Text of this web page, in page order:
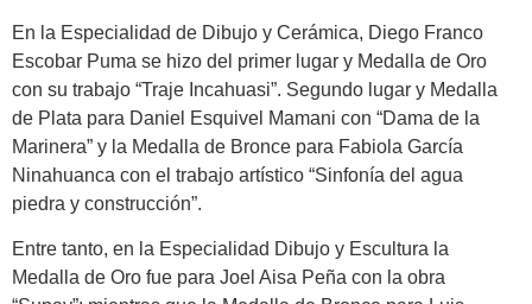
En la Especialidad de Dibujo y Cerámica, Diego Franco
Escobar Puma se hizo del primer lugar y Medalla de Oro
con su trabajo “Traje Incahuasi”. Segundo lugar y Medalla
de Plata para Daniel Esquivel Mamani con “Dama de la
Marinera” y la Medalla de Bronce para Fabiola García
Ninahuanca con el trabajo artístico “Sinfonía del agua
piedra y construcción”.
Entre tanto, en la Especialidad Dibujo y Escultura la
Medalla de Oro fue para Joel Aisa Peña con la obra